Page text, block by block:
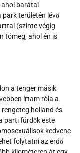
ahol barátai
területén lévő
(szinte végig
tömeg, ahol én is
a tenger másik
írtam róla a
rengeteg holland és
parti fürdők este
kedvenc
folytatni az erdő